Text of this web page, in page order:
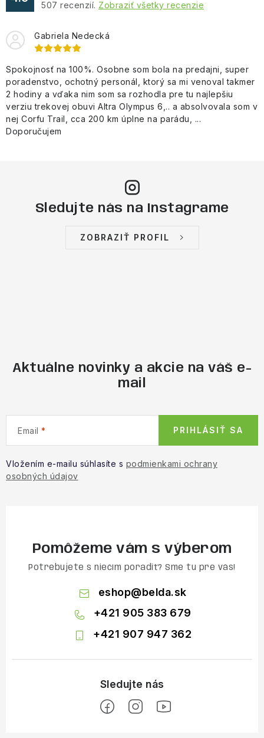
507 recenzií. Zobraziť všetky recenzie
Gabriela Nedecká
Spokojnosť na 100%. Osobne som bola na predajni, super
poradenstvo, ochotný personál, ktorý sa mi venoval takmer
2 hodiny a vďaka nim som sa rozhodla pre tu najlepšiu
verziu trekovej obuvi Altra Olympus 6,.. a absolvovala som v
nej Corfu Trail, cca 200 km úplne na parádu, ...
Doporučujem
Sledujte nás na Instagrame
ZOBRAZIŤ PROFIL
Aktuálne novinky a akcie na váš e-
mail
Email
Vložením e-mailu súhlasíte s podmienkami ochrany
osobných údajov
PRIHLÁSIŤ SA
Pomôžeme vám s výberom
Potrebujete s niečím poradiť? Sme tu pre vás!
eshop@belda.sk
+421 905 383 679
+421 907 947 362